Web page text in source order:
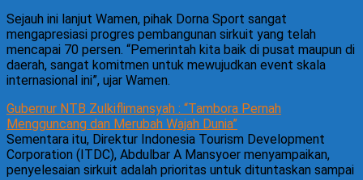
Sejauh ini lanjut Wamen, pihak Dorna Sport sangat
mengapresiasi progres pembangunan sirkuit yang telah
mencapai 70 persen. “Pemerintah kita baik di pusat maupun di
daerah, sangat komitmen untuk mewujudkan event skala
internasional ini”, ujar Wamen.
Gubernur NTB Zulkiflimansyah : “Tambora Pernah
Mengguncang dan Merubah Wajah Dunia”
Sementara itu, Direktur Indonesia Tourism Development
Corporation (ITDC), Abdulbar A Mansyoer menyampaikan,
penyelesaian sirkuit adalah prioritas untuk dituntaskan sampai